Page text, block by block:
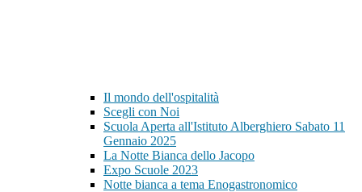
Il mondo dell'ospitalità
Scegli con Noi
Scuola Aperta all'Istituto Alberghiero Sabato 11
Gennaio 2025
La Notte Bianca dello Jacopo
Expo Scuole 2023
Notte bianca a tema Enogastronomico